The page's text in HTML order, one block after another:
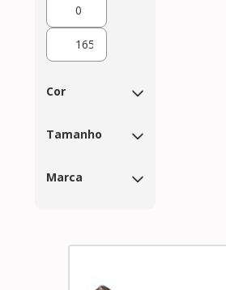
Cor
Tamanho
Marca